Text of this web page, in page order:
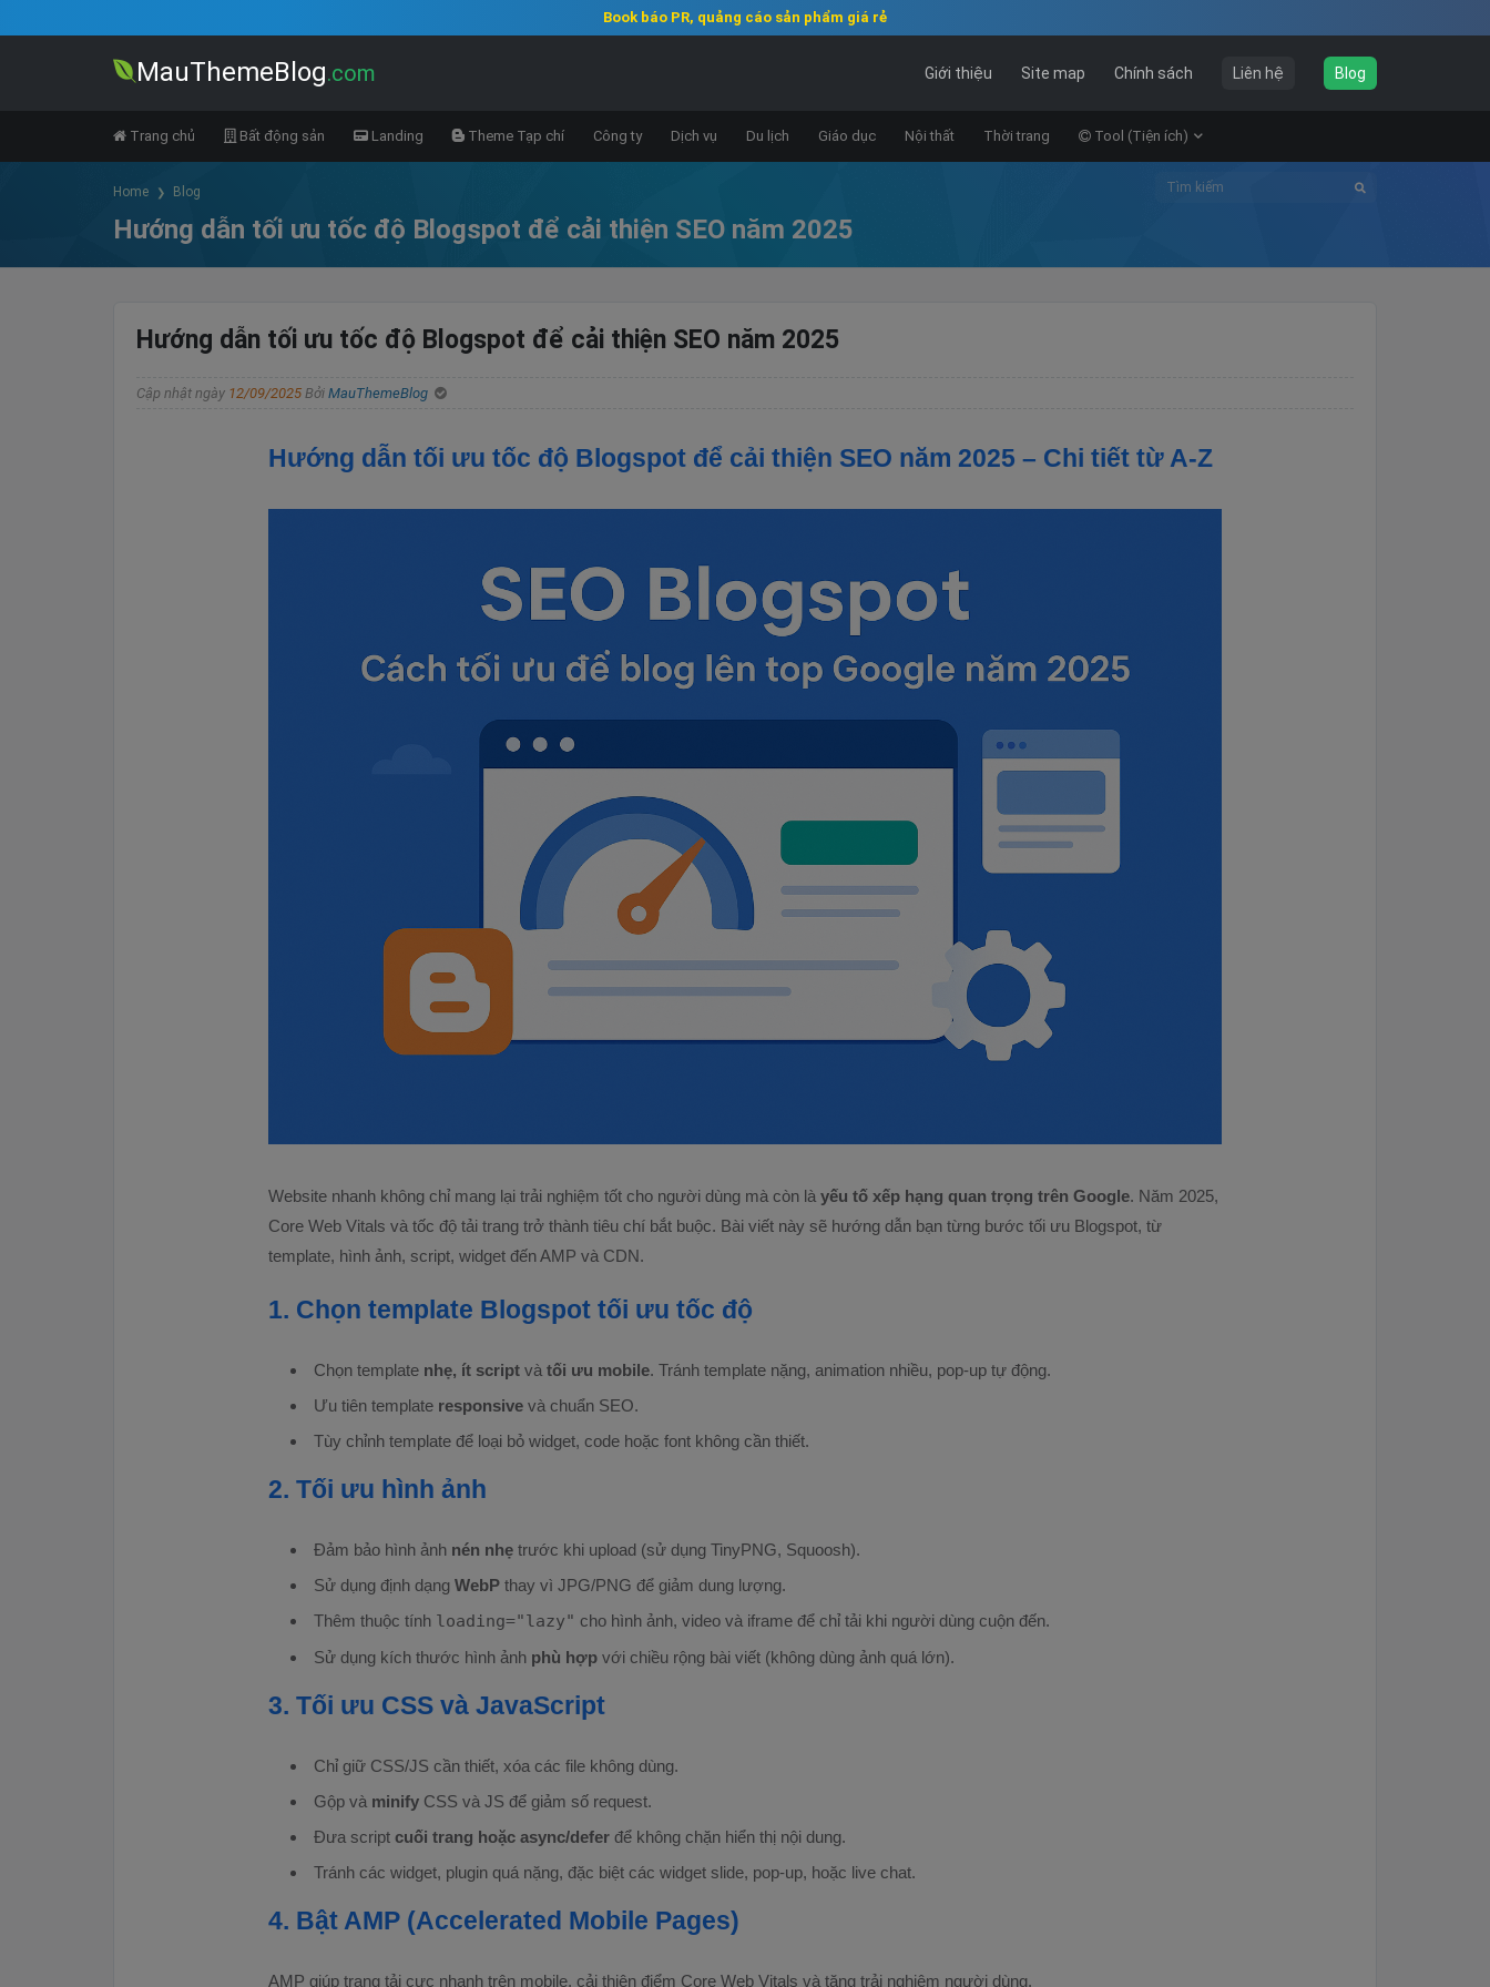
Book báo PR, quảng cáo sản phẩm giá rẻ
MauThemeBlog.com Giới thiệu Site map Chính sách Liên hệ Blog
Trang chủ Bất động sản Landing Theme Tạp chí Công ty Dịch vụ Du lịch Giáo dục Nội thất Thời trang Tool (Tiện ích)
Home Blog
Hướng dẫn tối ưu tốc độ Blogspot để cải thiện SEO năm 2025
Hướng dẫn tối ưu tốc độ Blogspot để cải thiện SEO năm 2025
Cập nhật ngày 12/09/2025 Bởi MauThemeBlog
Hướng dẫn tối ưu tốc độ Blogspot để cải thiện SEO năm 2025 – Chi tiết từ A-Z
Website nhanh không chỉ mang lại trải nghiệm tốt cho người dùng mà còn là yếu tố xếp hạng quan trọng trên Google. Năm 2025,
Core Web Vitals và tốc độ tải trang trở thành tiêu chí bắt buộc. Bài viết này sẽ hướng dẫn bạn từng bước tối ưu Blogspot, từ
template, hình ảnh, script, widget đến AMP và CDN.
1. Chọn template Blogspot tối ưu tốc độ
Chọn template nhẹ, ít script và tối ưu mobile. Tránh template nặng, animation nhiều, pop-up tự động.
Ưu tiên template responsive và chuẩn SEO.
Tùy chỉnh template để loại bỏ widget, code hoặc font không cần thiết.
2. Tối ưu hình ảnh
Đảm bảo hình ảnh nén nhẹ trước khi upload (sử dụng TinyPNG, Squoosh).
Sử dụng định dạng WebP thay vì JPG/PNG để giảm dung lượng.
Thêm thuộc tính loading="lazy" cho hình ảnh, video và iframe để chỉ tải khi người dùng cuộn đến.
Sử dụng kích thước hình ảnh phù hợp với chiều rộng bài viết (không dùng ảnh quá lớn).
3. Tối ưu CSS và JavaScript
Chỉ giữ CSS/JS cần thiết, xóa các file không dùng.
Gộp và minify CSS và JS để giảm số request.
Đưa script cuối trang hoặc async/defer để không chặn hiển thị nội dung.
Tránh các widget, plugin quá nặng, đặc biệt các widget slide, pop-up, hoặc live chat.
4. Bật AMP (Accelerated Mobile Pages)
AMP giúp trang tải cực nhanh trên mobile, cải thiện điểm Core Web Vitals và tăng trải nghiệm người dùng.